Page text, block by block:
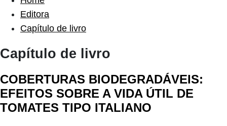
Editora
Capítulo de livro
Capítulo de livro
COBERTURAS BIODEGRADÁVEIS:
EFEITOS SOBRE A VIDA ÚTIL DE
TOMATES TIPO ITALIANO